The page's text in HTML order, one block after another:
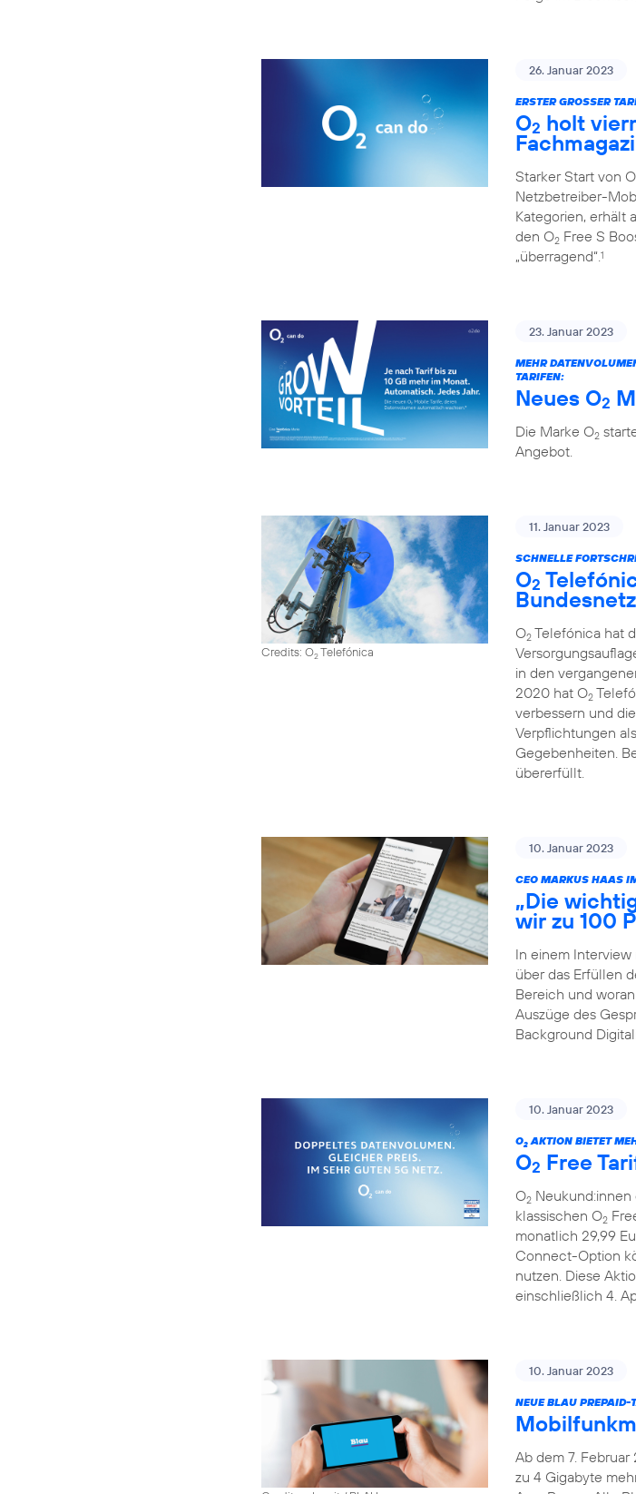
26. Januar 2023
ERSTER GROSSER
O2 holt
Starker Start von O
Netzbetreiber-
Kategorien, erhält
den O2 Free S
„überragend“.1
23. Januar 2023
MEHR
TARIFEN:
Neues O2
Die Marke O2
Angebot.
Credits: O2Telefónica
11. Januar 2023
SCHNELLE
O2
O2 Telefónica hat
in den
2020 hat O2
verbessern und
Verpflichtungen
Gegebenheiten.
übererfüllt.
10. Januar 2023
CEO MARKUS HAAS
„Die
wir zu 100
In einem
über das Erfüllen
Bereich und
Auszüge des
Background
10. Januar 2023
O2 AKTION BIETET
O2 Free
O2 Neukund:innen
klassischen O2
monatlich 29,99
Connect-Option
nutzen. Diese
einschließlich 4.
10. Januar 2023
NEUE BLAU PREPAID-
Ab dem 7.
zu 4 Gigabyte